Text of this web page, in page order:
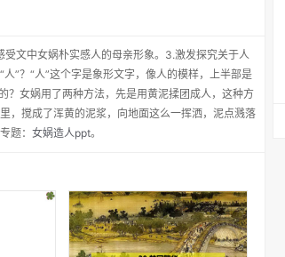
文中女娲朴实感人的母亲形象。3.激发探究关于人
”？“人”这个字是象形文字，像人的模样，上半部是
？女娲用了两种方法，先是用黄泥揉团成人，这种方
，搅成了浑黄的泥浆，向地面这么一挥洒，泥点溅落
题： 女娲造人ppt。